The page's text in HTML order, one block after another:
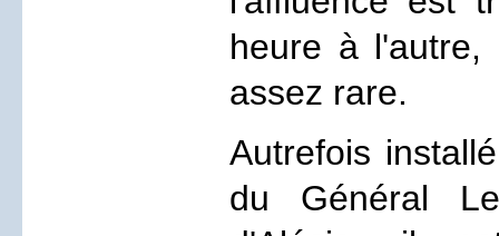
heure à
assez rare.
Autrefois
du Général